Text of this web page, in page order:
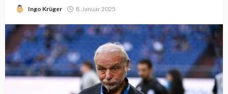
Ingo Krüger 8. Januar 2025